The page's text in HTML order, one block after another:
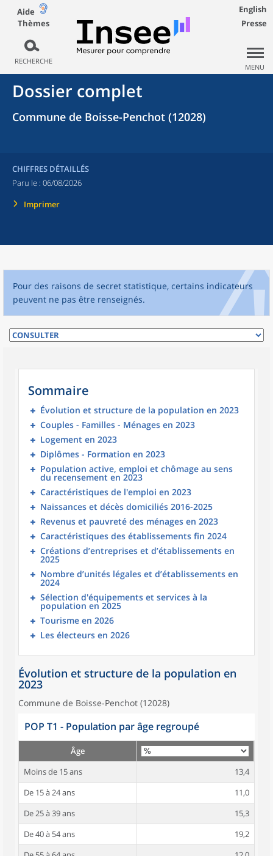
Aide
Thèmes
RECHERCHE
English
Presse
MENU
Dossier complet
Commune de Boisse-Penchot (12028)
CHIFFRES DÉTAILLÉS
Paru le : 06/08/2026
Imprimer
Pour des raisons de secret statistique, certains indicateurs
peuvent ne pas être renseignés.
Sommaire
Évolution et structure de la population en 2023
Couples - Familles - Ménages en 2023
Logement en 2023
Diplômes - Formation en 2023
Population active, emploi et chômage au sens
du recensement en 2023
Caractéristiques de l'emploi en 2023
Naissances et décès domiciliés 2016-2025
Revenus et pauvreté des ménages en 2023
Caractéristiques des établissements fin 2024
Créations d’entreprises et d’établissements en
2025
Nombre d’unités légales et d’établissements en
2024
Sélection d'équipements et services à la
population en 2025
Tourisme en 2026
Les électeurs en 2026
Évolution et structure de la population en
2023
Commune de Boisse-Penchot (12028)
POP T1 - Population par âge regroupé
Âge
Moins de 15 ans
13,4
De 15 à 24 ans
11,0
De 25 à 39 ans
15,3
De 40 à 54 ans
19,2